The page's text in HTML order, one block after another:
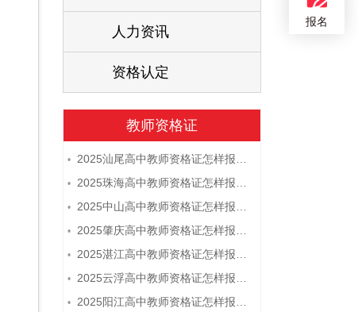
人力资讯
资格认定
教师资格证
• 2025汕尾高中教师资格证怎样报名 附流程
• 2025珠海高中教师资格证怎样报名 附流程
• 2025中山高中教师资格证怎样报名 附流程
• 2025肇庆高中教师资格证怎样报名 附流程
• 2025湛江高中教师资格证怎样报名 附流程
• 2025云浮高中教师资格证怎样报名 附流程
• 2025阳江高中教师资格证怎样报名 附流程
报名